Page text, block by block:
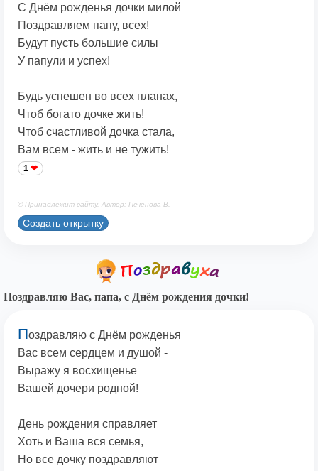
С Днём рожденья дочки милой
Поздравляем папу, всех!
Будут пусть большие силы
У папули и успех!
Будь успешен во всех планах,
Чтоб богато дочке жить!
Чтоб счастливой дочка стала,
Вам всем - жить и не тужить!
1
© Принадлежит сайту. Автор: Печенова В.
Создать открытку
Поздравляю Вас, папа, с Днём рождения дочки!
Поздравляю с Днём рожденья
Вас всем сердцем и душой -
Выражу я восхищенье
Вашей дочери родной!
День рождения справляет
Хоть и Ваша вся семья,
Но все дочку поздравляют